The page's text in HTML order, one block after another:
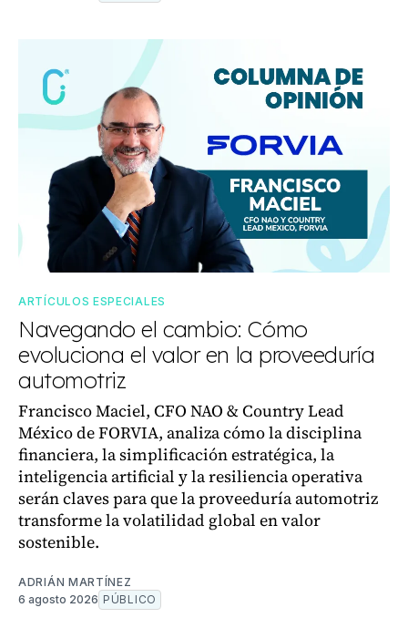
ARTÍCULOS ESPECIALES
Navegando el cambio: Cómo
evoluciona el valor en la proveeduría
automotriz
Francisco Maciel, CFO NAO & Country Lead
México de FORVIA, analiza cómo la disciplina
financiera, la simplificación estratégica, la
inteligencia artificial y la resiliencia operativa
serán claves para que la proveeduría automotriz
transforme la volatilidad global en valor
sostenible.
ADRIÁN MARTÍNEZ
6 agosto 2026 PÚBLICO